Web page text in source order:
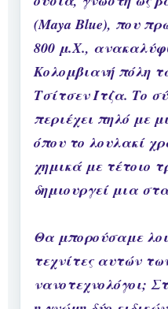
(Maya Blue), που
800 μ.Χ.,
Κολομβιανή πόλη
Τσίτσεν Ίτζα. Το
περιέχει πηλό με
όπου το λουλακί
χημικά με τέτοιο
δημιουργεί μια
Θα μπορούσαμε
τεχνίτες αυτών
νανοτεχνολόγοι;